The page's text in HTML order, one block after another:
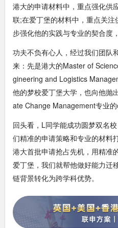
港大的申请材料中，重点强化供
联;在爱丁堡的材料中，重点关
步强化他的实践与专业的契合度
功夫不负有心人，经过我们团队
来：先是港大的Master of
gineering and Logistics
他的梦校爱丁堡大学，也向他抛
ate Change Management专业的
回头看，L同学能成功圆梦双名
们精准的申请策略和专业的材料
港大首批申请抢占先机，用精准
爱丁堡，我们就帮他做好能力迁
链背景转化为跨学科优势。